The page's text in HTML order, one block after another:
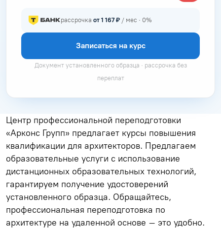
рассрочка от 1 167 ₽ / мес · 0%
Записаться на курс
Документ установленного образца · рассрочка без
переплат
Центр профессиональной переподготовки
«Арконс Групп» предлагает курсы повышения
квалификации для архитекторов. Предлагаем
образовательные услуги с использование
дистанционных образовательных технологий,
гарантируем получение удостоверений
установленного образца. Обращайтесь,
профессиональная переподготовка по
архитектуре на удаленной основе – это удобно.